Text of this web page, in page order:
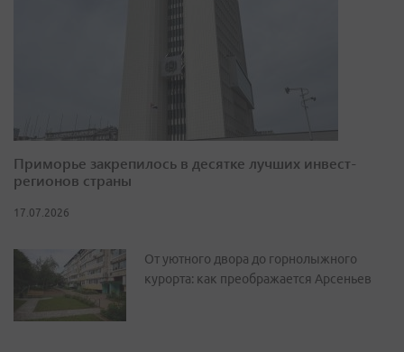
Приморье закрепилось в десятке лучших инвест-
регионов страны
17.07.2026
От уютного двора до горнолыжного
курорта: как преображается Арсеньев